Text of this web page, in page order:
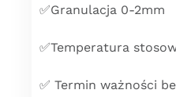
✅Granulacja 0-2mm
✅Temperatura
✅ Termin ważności